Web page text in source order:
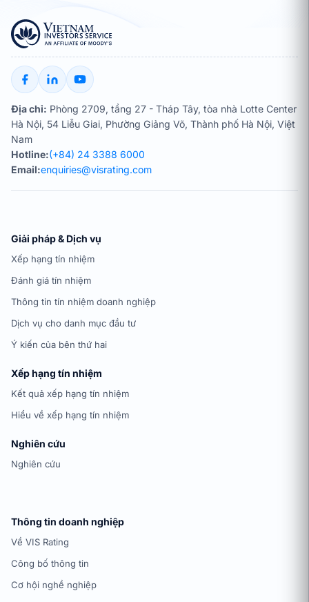
Địa chỉ: Phòng 2709, tầng 27 - Tháp Tây, tòa nhà Lotte Center
Hà Nội, 54 Liễu Giai, Phường Giảng Võ, Thành phố Hà Nội, Việt
Nam
Hotline:(+84) 24 3388 6000
Email:enquiries@visrating.com
Giải pháp & Dịch vụ
Xếp hạng tín nhiệm
Đánh giá tín nhiệm
Thông tin tín nhiệm doanh nghiệp
Dịch vụ cho danh mục đầu tư
Ý kiến của bên thứ hai
Xếp hạng tín nhiệm
Kết quả xếp hạng tín nhiệm
Hiểu về xếp hạng tín nhiệm
Nghiên cứu
Nghiên cứu
Thông tin doanh nghiệp
Về VIS Rating
Công bố thông tin
Cơ hội nghề nghiệp